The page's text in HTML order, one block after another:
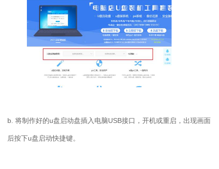
b. 将制作好的u盘启动盘插入电脑USB接口，开机或重启，出现画面
后按下u盘启动快捷键。